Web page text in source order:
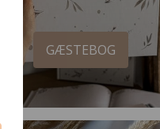
GÆSTEBOG